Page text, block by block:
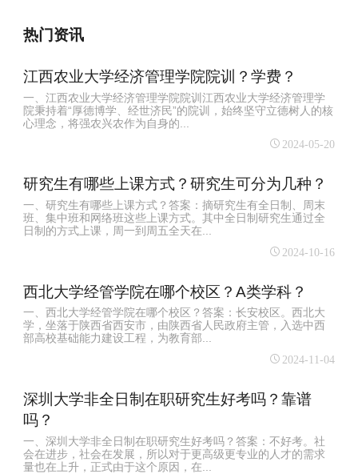
热门资讯
江西农业大学经济管理学院院训？学费？
一、江西农业大学经济管理学院院训江西农业大学经济管理学
院秉持着“厚德博学、经世济民”的院训，始终坚守立德树人的核
心理念，将强农兴农作为自身的...
2024-05-20
研究生有哪些上课方式？研究生可分为几种？
一、研究生有哪些上课方式？答案：摘研究生有全日制、周末
班、集中班和网络班这些上课方式。其中全日制研究生通过全
日制的方式上课，周一到周五全天在...
2024-10-16
西北大学经管学院在哪个校区？A类学科？
一、西北大学经管学院在哪个校区？答案：长安校区。西北大
学，坐落于陕西省西安市，由陕西省人民政府主管，入选中西
部高校基础能力建设工程，为教育部...
2024-11-04
深圳大学非全日制在职研究生好考吗？靠谱
吗？
一、深圳大学非全日制在职研究生好考吗？答案：不好考。社
会在进步，社会在发展，所以对于更高级更专业的人才的需求
量也在上升，正式由于这个原因，在...